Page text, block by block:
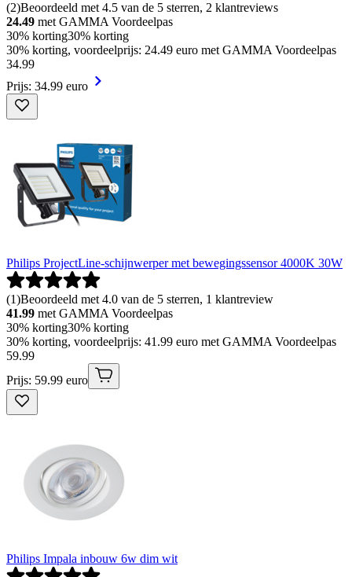
(2)Beoordeeld met 4.5 van de 5 sterren, 2 klantreviews
24.49 met GAMMA Voordeelpas
30% korting30% korting
30% korting, voordeelprijs: 24.49 euro met GAMMA Voordeelpas
34.99
Prijs: 34.99 euro
Philips ProjectLine-schijnwerper met bewegingssensor 4000K 30W
(1)Beoordeeld met 4.0 van de 5 sterren, 1 klantreview
41.99 met GAMMA Voordeelpas
30% korting30% korting
30% korting, voordeelprijs: 41.99 euro met GAMMA Voordeelpas
59.99
Prijs: 59.99 euro
Philips Impala inbouw 6w dim wit